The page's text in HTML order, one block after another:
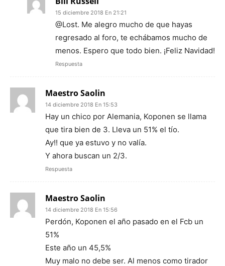
15 diciembre 2018 En 21:21
@Lost. Me alegro mucho de que hayas
regresado al foro, te echábamos mucho de
menos. Espero que todo bien. ¡Feliz Navidad!
Respuesta
Maestro Saolin
14 diciembre 2018 En 15:53
Hay un chico por Alemania, Koponen se llama
que tira bien de 3. Lleva un 51% el tío.
Ay!! que ya estuvo y no valía.
Y ahora buscan un 2/3.
Respuesta
Maestro Saolin
14 diciembre 2018 En 15:56
Perdón, Koponen el año pasado en el Fcb un
51%
Este año un 45,5%
Muy malo no debe ser. Al menos como tirador